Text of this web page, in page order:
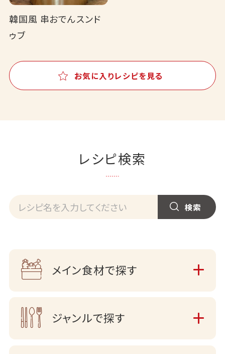
韓国風 串おでんスンド
ゥブ
お気に入りレシピを見る
レシピ検索
メイン食材で探す
ジャンルで探す